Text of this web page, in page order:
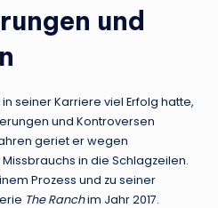
und
seiner Karriere viel Erfolg hatte,
und Kontroversen
geriet er wegen
in die Schlagzeilen.
Prozess und zu seiner
The Ranchim Jahr 2017.